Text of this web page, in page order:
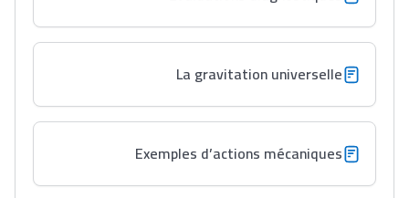
La gravitation universelle
Exemples d’actions mécaniques